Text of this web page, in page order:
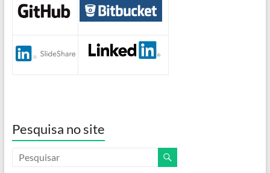
Pesquisa no site